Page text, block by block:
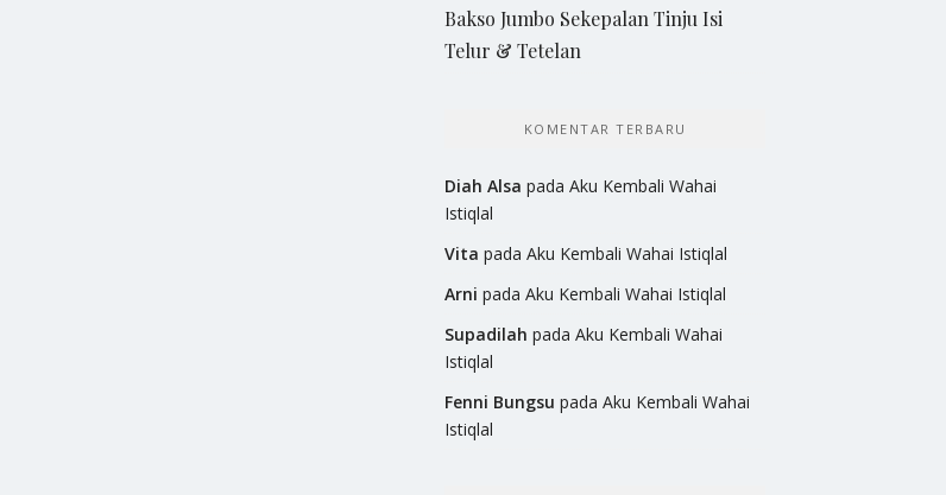
Bakso Jumbo Sekepalan Tinju Isi
Telur & Tetelan
KOMENTAR TERBARU
Diah Alsa pada Aku Kembali Wahai
Istiqlal
Vita pada Aku Kembali Wahai Istiqlal
Arni pada Aku Kembali Wahai Istiqlal
Supadilah pada Aku Kembali Wahai
Istiqlal
Fenni Bungsu pada Aku Kembali Wahai
Istiqlal